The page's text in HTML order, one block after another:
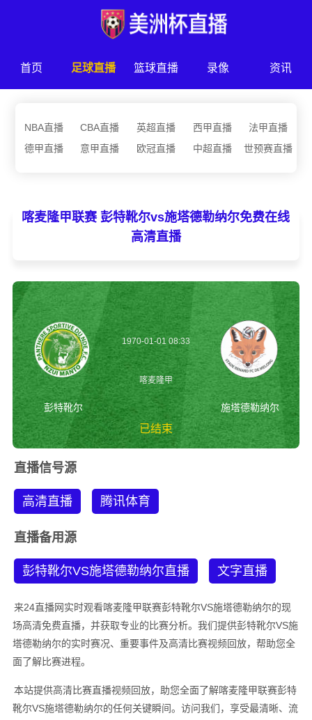
首页 足球直播 篮球直播 录像 资讯
NBA直播 CBA直播 英超直播 西甲直播
法甲直播
德甲直播
意甲直播 欧冠直播 中超直播 世预赛直播
喀麦隆甲联赛 彭特靴尔vs施塔德勒纳尔免费在线
高清直播
彭特靴尔
1970-01-01 08:33
喀麦隆甲
已结束
施塔德勒纳尔
直播信号源
高清直播 腾讯体育
直播备用源
彭特靴尔VS施塔德勒纳尔直播 文字直播
来24直播网实时观看喀麦隆甲联赛彭特靴尔VS施塔德勒纳尔的现
场高清免费直播，并获取专业的比赛分析。我们提供彭特靴尔VS施
塔德勒纳尔的实时赛况、重要事件及高清比赛视频回放，帮助您全
面了解比赛进程。
本站提供高清比赛直播视频回放，助您全面了解喀麦隆甲联赛彭特
靴尔VS施塔德勒纳尔的任何关键瞬间。访问我们，享受最清晰、流